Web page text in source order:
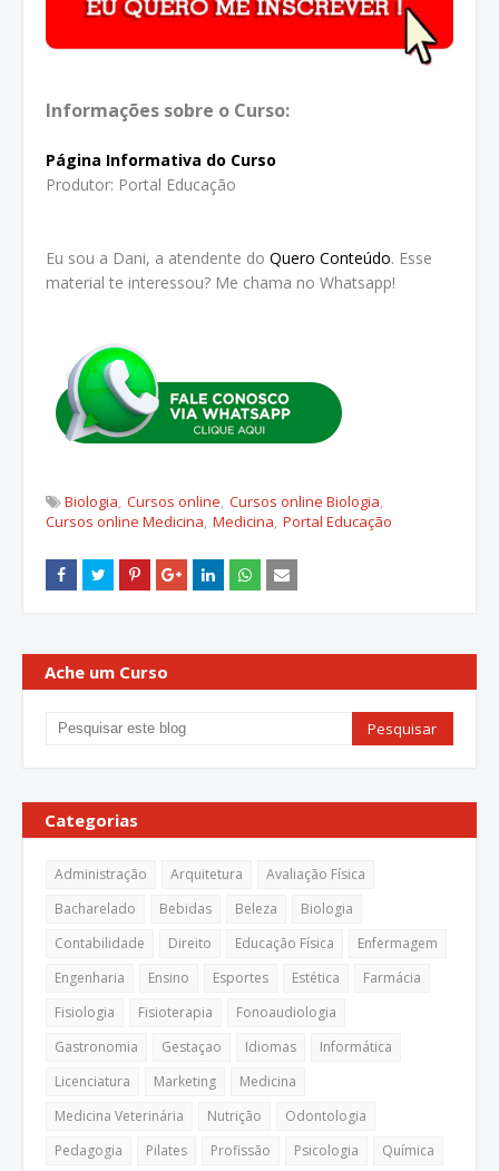
Informações sobre o Curso:
Página Informativa do Curso
Produtor: Portal Educação
Eu sou a Dani, a atendente do Quero Conteúdo. Esse
material te interessou? Me chama no Whatsapp!
Biologia Cursos online Cursos online Biologia
Cursos online Medicina Medicina Portal Educação
Ache um Curso
Categorias
Administração Arquitetura
Avaliação Física
Bacharelado
Bebidas Beleza
Biologia
Contabilidade
Direito Educação Física
Enfermagem
Engenharia
Ensino Esportes Estética
Farmácia
Fisiologia
Fisioterapia
Fonoaudiologia
Gastronomia
Gestaçao Idiomas
Informática
Licenciatura
Marketing
Medicina
Medicina Veterinária
Nutrição
Odontologia
Pedagogia
Pilates Profissão Psicologia
Química